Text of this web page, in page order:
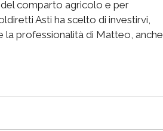
comparto agricolo e per
Asti ha scelto di investirvi,
professionalità di Matteo, anche,